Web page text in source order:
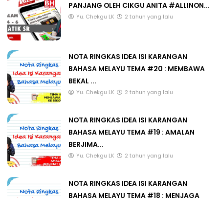
PANJANG OLEH CIKGU ANITA #ALLINON...
Yu. Chekgu LK 2 tahun yang lalu
NOTA RINGKAS IDEA ISI KARANGAN
BAHASA MELAYU TEMA #20 : MEMBAWA
BEKAL ...
Yu. Chekgu LK 2 tahun yang lalu
NOTA RINGKAS IDEA ISI KARANGAN
BAHASA MELAYU TEMA #19 : AMALAN
BERJIMA...
Yu. Chekgu LK 2 tahun yang lalu
NOTA RINGKAS IDEA ISI KARANGAN
BAHASA MELAYU TEMA #18 : MENJAGA